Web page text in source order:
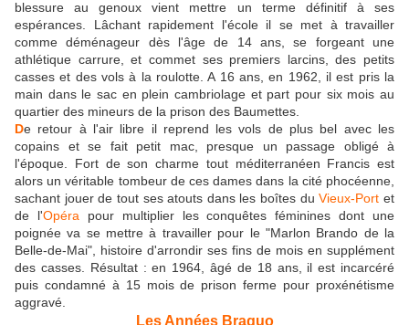
blessure au genoux vient mettre un terme définitif à ses
espérances. Lâchant rapidement l'école il se met à travailler
comme déménageur dès l'âge de 14 ans, se forgeant une
athlétique carrure, et commet ses premiers larcins, des petits
casses et des vols à la roulotte. A 16 ans, en 1962, il est pris la
main dans le sac en plein cambriolage et part pour six mois au
quartier des mineurs de la prison des Baumettes.
De retour à l'air libre il reprend les vols de plus bel avec les
copains et se fait petit mac, presque un passage obligé à
l'époque. Fort de son charme tout méditerranéen Francis est
alors un véritable tombeur de ces dames dans la cité phocéenne,
sachant jouer de tout ses atouts dans les boîtes duVieux-Port et
de l'Opéra pour multiplier les conquêtes féminines dont une
poignée va se mettre à travailler pour le "Marlon Brando de la
Belle-de-Mai", histoire d'arrondir ses fins de mois en supplément
des casses. Résultat : en 1964, âgé de 18 ans, il est incarcéré
puis condamné à 15 mois de prison ferme pour proxénétisme
aggravé.
Les Années Braquo